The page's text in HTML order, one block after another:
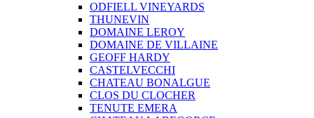
ODFIELL VINEYARDS
THUNEVIN
DOMAINE LEROY
DOMAINE DE VILLAINE
GEOFF HARDY
CASTELVECCHI
CHATEAU BONALGUE
CLOS DU CLOCHER
TENUTE EMERA